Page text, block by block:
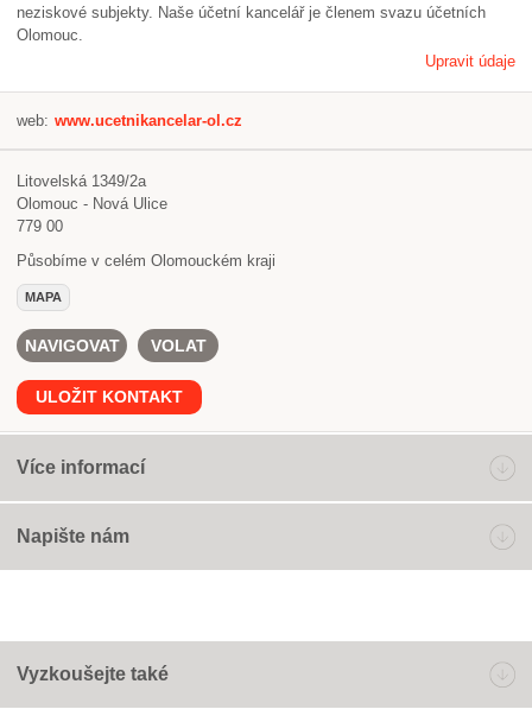
neziskové subjekty. Naše účetní kancelář je členem svazu účetních
Olomouc.
Upravit údaje
web: www.ucetnikancelar-ol.cz
Litovelská 1349/2a
Olomouc - Nová Ulice
779 00
Působíme v celém Olomouckém kraji
MAPA
NAVIGOVAT VOLAT
ULOŽIT KONTAKT
Více informací
Napište nám
Vyzkoušejte také